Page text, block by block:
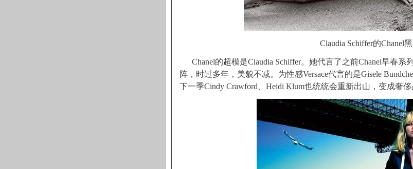
Claudia Schiffer的Chanel
Chanel的超模是Claudia Schiffer。她代言了之前Chanel早春
阵，时过多年，美貌不减。为性感Versace代言的是Gisele
下一季Cindy Crawford、Heidi Klum也统统会重新出山，变成奢